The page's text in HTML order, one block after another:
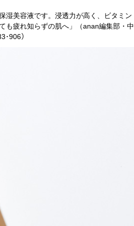
湿美容液です。浸透力が高く、ビタミン
も疲れ知らずの肌へ」（anan編集部・中
906）